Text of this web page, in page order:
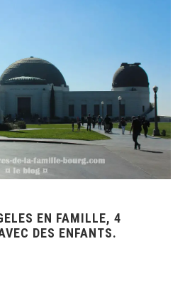
EN FAMILLE, 4
DES ENFANTS.